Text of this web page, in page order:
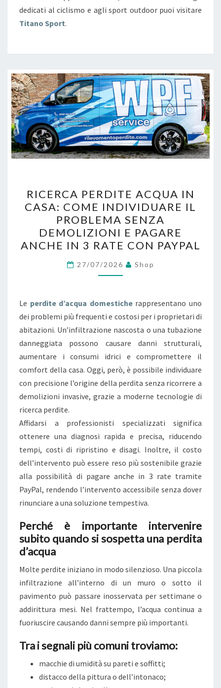
dedicati al ciclismo e agli sport outdoor puoi visitare
Titano Sport.
I
C
E
R
C
A
P
R
D
I
T
E
A
C
Q
A
I
N
C
A
S
A
C
O
E
I
N
D
I
I
D
U
RICERCA PERDITE ACQUA IN
CASA: COME INDIVIDUARE IL
PROBLEMA SENZA
DEMOLIZIONI E PAGARE
ANCHE IN 3 RATE CON PAYPAL
27/07/2026 Shop
Le perdite d’acqua domesticherappresentano uno
dei problemi più frequenti e costosi per i proprietari di
abitazioni. Un’infiltrazione nascosta o una tubazione
danneggiata possono causare danni strutturali,
aumentare i consumi idrici e compromettere il
comfort della casa. Oggi, però, è possibile individuare
con precisione l’origine della perdita senza ricorrere a
demolizioni invasive, grazie a moderne tecnologie di
ricerca perdite.
Affidarsi a professionisti specializzati significa
ottenere una diagnosi rapida e precisa, riducendo
tempi, costi di ripristino e disagi. Inoltre, il costo
dell’intervento può essere reso più sostenibile grazie
alla possibilità di pagare anche in 3 rate tramite
PayPal, rendendo l’intervento accessibile senza dover
rinunciare a una soluzione tempestiva.
Perché è importante intervenire
subito quando si sospetta una perdita
d’acqua
Molte perdite iniziano in modo silenzioso. Una piccola
infiltrazione all’interno di un muro o sotto il
pavimento può passare inosservata per settimane o
addirittura mesi. Nel frattempo, l’acqua continua a
fuoriuscire causando danni sempre più importanti.
Tra i segnali più comuni troviamo:
macchie di umidità su pareti e soffitti;
distacco della pittura o dell’intonaco;